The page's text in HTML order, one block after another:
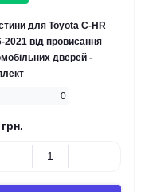
для Toyota C-HR
2021 від провисання
дверей -
0